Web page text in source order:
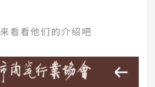
看看他们的介绍吧